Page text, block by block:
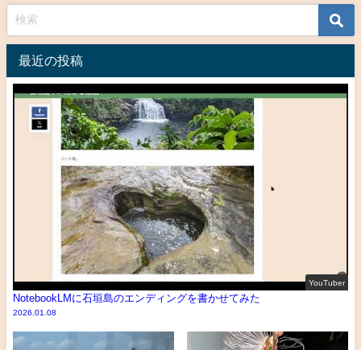
最近の投稿
YouTuber
NotebookLMに石垣島のエンディングを書かせてみた
2026.01.08